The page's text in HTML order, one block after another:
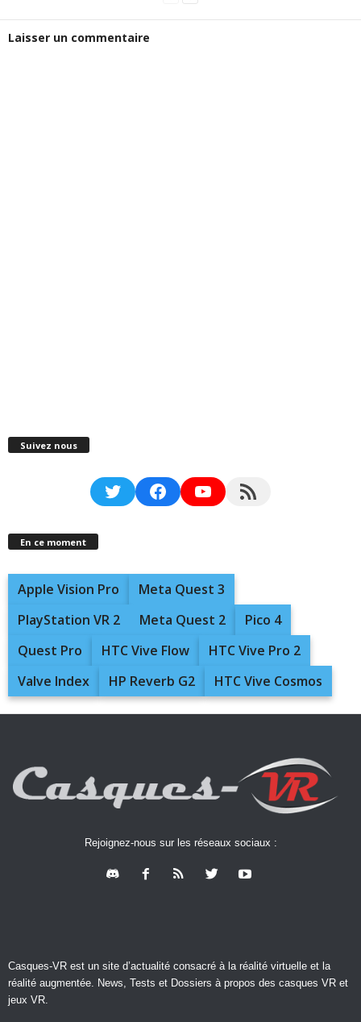
Laisser un commentaire
Suivez nous
TwitterFacebookYouTubeRSS Feed
En ce moment
Apple Vision Pro
Meta Quest 3
PlayStation VR 2
Meta Quest 2
Pico 4
Quest Pro
HTC Vive Flow
HTC Vive Pro 2
Valve Index
HP Reverb G2 HTC Vive Cosmos
Rejoignez-nous sur les réseaux sociaux :
Casques-VR est un site d’actualité consacré à la réalité virtuelle et la
réalité augmentée. News, Tests et Dossiers à propos des casques VR et
jeux VR.